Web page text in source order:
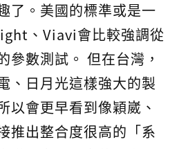
了。美國的標準或是一
、Viavi會比較強調從
參數測試。 但在台灣，
、日月光這樣強大的製
以會更早看到像穎崴、
推出整合度很高的「系